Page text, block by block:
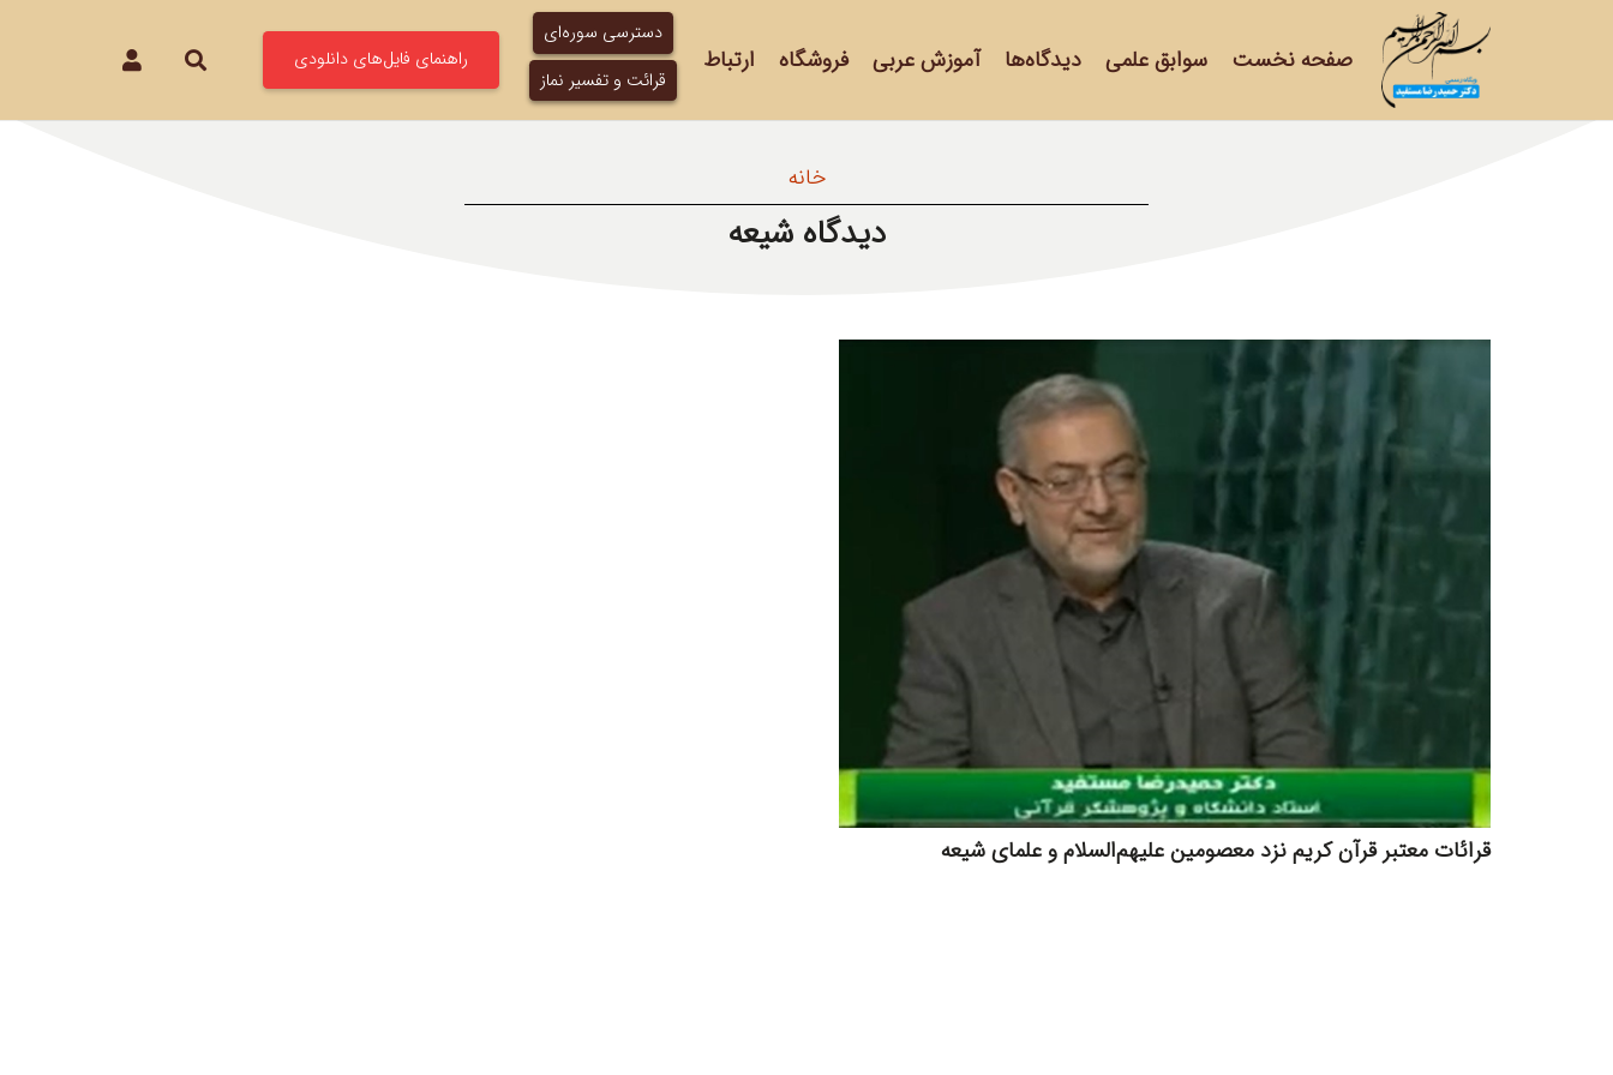
صفحه نخست سوابق علمی دیدگاه‌ها آموزش عربی فروشگاه ارتباط
دسترسی سوره‌ای
قرائت و تفسیر نماز
راهنمای فایل‌های دانلودی
خانه
دیدگاه شیعه
قرائات معتبر قرآن کریم نزد معصومین علیهم‌السلام و علمای شیعه